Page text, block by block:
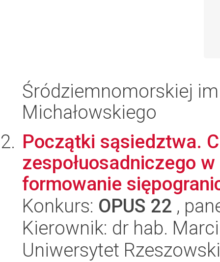
Śródziemnomorskiej
Michałowskiego
Początki sąsiedztwa.
zespołuosadniczego
formowanie
Konkurs: OPUS 22 ,
Kierownik: dr hab.
Uniwersytet Rzeszowski